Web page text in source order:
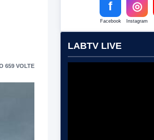
659 VOLTE
f
Facebook
◎
Instagram
LABTV LIVE